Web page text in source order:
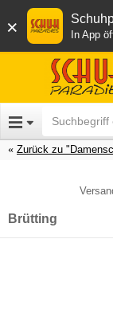
× In App
Zurück zu
Brütting